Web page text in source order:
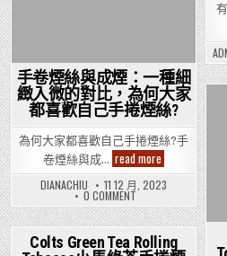
手卷煙絲與成煙：一種細
緻入微的對比，為何大家
都喜歡自己手捲煙絲?
為何大家都喜歡自己手捲煙絲?手
卷煙絲與成… read more手
卷
煙
絲
與
成
煙：
一
種
DIANACHIU 11 12 月, 2023
0 COMMENTON
手
卷
煙
絲
與
Colts Green Tea Rolling